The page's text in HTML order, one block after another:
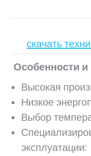
скачать
Особенности
Высокая
Низкое
Выбор
эксплуатации: